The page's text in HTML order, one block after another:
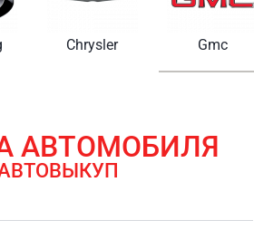
Chrysler Gmc
АВТОМОБИЛЯ